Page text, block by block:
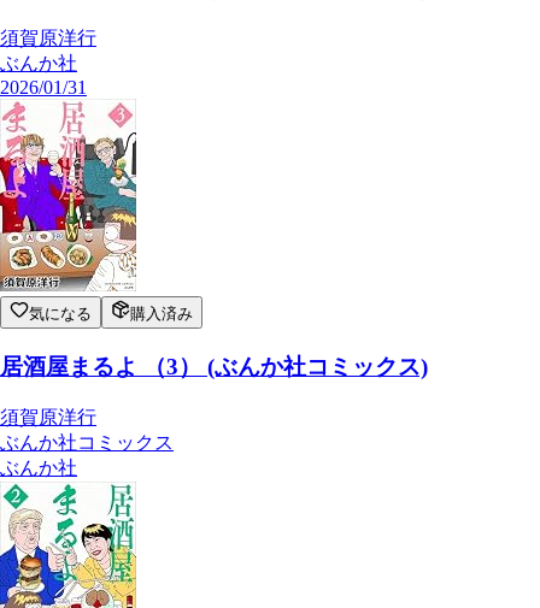
須賀原洋行
ぶんか社
2026/01/31
気になる 購入済み
居酒屋まるよ （3） (ぶんか社コミックス)
須賀原洋行
ぶんか社コミックス
ぶんか社